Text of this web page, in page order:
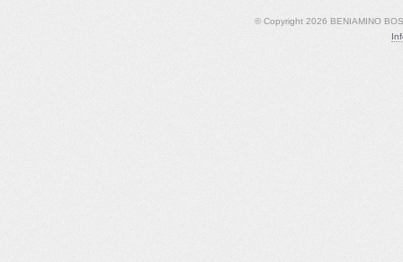
© Copyright 2026 BENIAMINO